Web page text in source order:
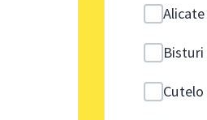
Alicate
Bisturi
Cutelo